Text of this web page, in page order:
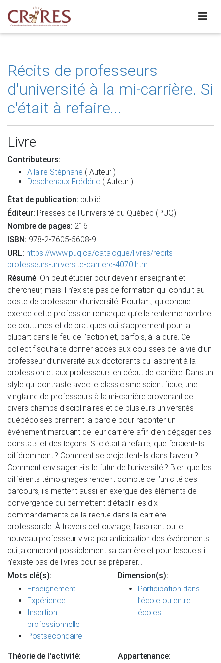
Récits de professeurs
d'université à la mi-carrière. Si
c'était à refaire...
Livre
Contributeurs:
Allaire Stéphane ( Auteur )
Deschenaux Frédéric ( Auteur )
État de publication: publié
Éditeur: Presses de l'Université du Québec (PUQ)
Nombre de pages: 216
ISBN: 978-2-7605-5608-9
URL: https://www.puq.ca/catalogue/livres/recits-
professeurs-universite-carriere-4070.html
Résumé: On peut étudier pour devenir enseignant et
chercheur, mais il n’existe pas de formation qui conduit au
poste de professeur d’université. Pourtant, quiconque
exerce cette profession remarque qu’elle renferme nombre
de coutumes et de pratiques qui s’apprennent pour la
plupart dans le feu de l’action et, parfois, à la dure. Ce
collectif souhaite donner accès aux coulisses de la vie d’un
professeur d’université aux doctorants qui aspirent à la
profession et aux professeurs en début de carrière. Dans un
style qui contraste avec le classicisme scientifique, une
vingtaine de professeurs à la mi-carrière provenant de
divers champs disciplinaires et de plusieurs universités
québécoises prennent la parole pour raconter un
événement marquant de leur carrière afin d’en dégager des
constats et des leçons. Si c’était à refaire, que feraient-ils
différemment ? Comment se projettent-ils dans l’avenir ?
Comment envisagent-ils le futur de l’université ? Bien que les
différents témoignages rendent compte de l’unicité des
parcours, ils mettent aussi en exergue des éléments de
convergence qui permettent d’établir les dix
commandements de la recrue dans la carrière
professorale. À travers cet ouvrage, l’aspirant ou le
nouveau professeur vivra par anticipation des événements
qui jalonneront possiblement sa carrière et pour lesquels il
n’existe pas de livres pour se préparer…
Mots clé(s):
Enseignement
Expérience
Insertion
professionnelle
Postsecondaire
Dimension(s):
Participation dans
l’école ou entre
écoles
Théorie de l'activité: Appartenance: